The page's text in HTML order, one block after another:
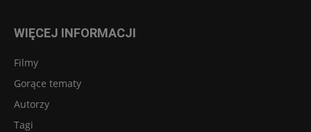
WIĘCEJ INFORMACJI
Filmy
Gorące tematy
Autorzy
Tagi